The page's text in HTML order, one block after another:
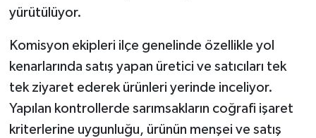
yürütülüyor.
Komisyon ekipleri ilçe genelinde özellikle yol
kenarlarında satış yapan üretici ve satıcıları tek
tek ziyaret ederek ürünleri yerinde inceliyor.
Yapılan kontrollerde sarımsakların coğrafi işaret
kriterlerine uygunluğu, ürünün menşei ve satış